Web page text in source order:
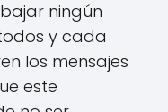
ningún
y cada
los mensajes
este